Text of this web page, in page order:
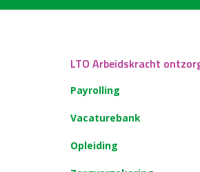
LTO Arbeidskracht
Payrolling
Vacaturebank
Opleiding